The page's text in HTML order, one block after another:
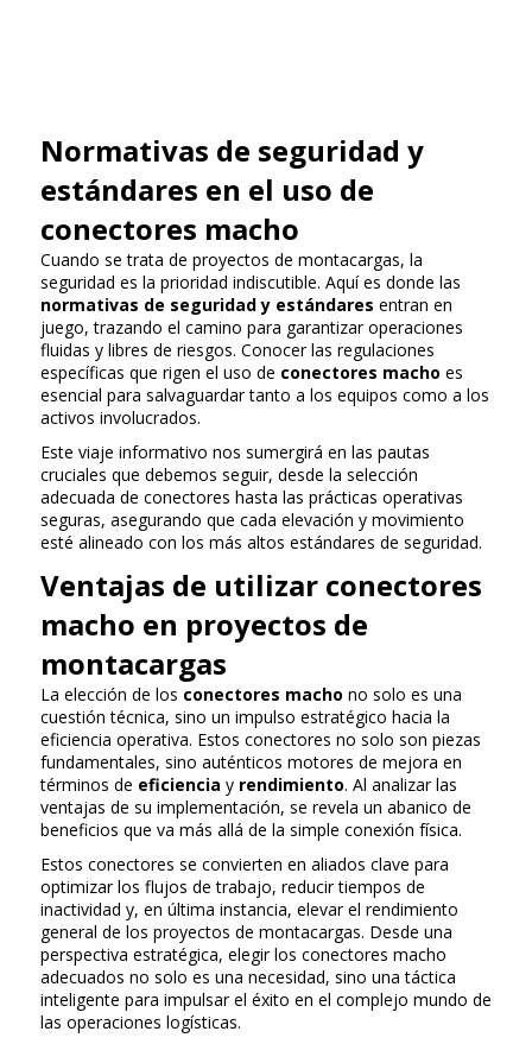
Normativas de seguridad y
estándares en el uso de
conectores macho
Cuando se trata de proyectos de montacargas, la
seguridad es la prioridad indiscutible. Aquí es donde las
normativas de seguridad y estándares entran en
juego, trazando el camino para garantizar operaciones
fluidas y libres de riesgos. Conocer las regulaciones
específicas que rigen el uso de conectores macho es
esencial para salvaguardar tanto a los equipos como a los
activos involucrados.
Este viaje informativo nos sumergirá en las pautas
cruciales que debemos seguir, desde la selección
adecuada de conectores hasta las prácticas operativas
seguras, asegurando que cada elevación y movimiento
esté alineado con los más altos estándares de seguridad.
Ventajas de utilizar conectores
macho en proyectos de
montacargas
La elección de los conectores macho no solo es una
cuestión técnica, sino un impulso estratégico hacia la
eficiencia operativa. Estos conectores no solo son piezas
fundamentales, sino auténticos motores de mejora en
términos de eficiencia y rendimiento. Al analizar las
ventajas de su implementación, se revela un abanico de
beneficios que va más allá de la simple conexión física.
Estos conectores se convierten en aliados clave para
optimizar los flujos de trabajo, reducir tiempos de
inactividad y, en última instancia, elevar el rendimiento
general de los proyectos de montacargas. Desde una
perspectiva estratégica, elegir los conectores macho
adecuados no solo es una necesidad, sino una táctica
inteligente para impulsar el éxito en el complejo mundo de
las operaciones logísticas.